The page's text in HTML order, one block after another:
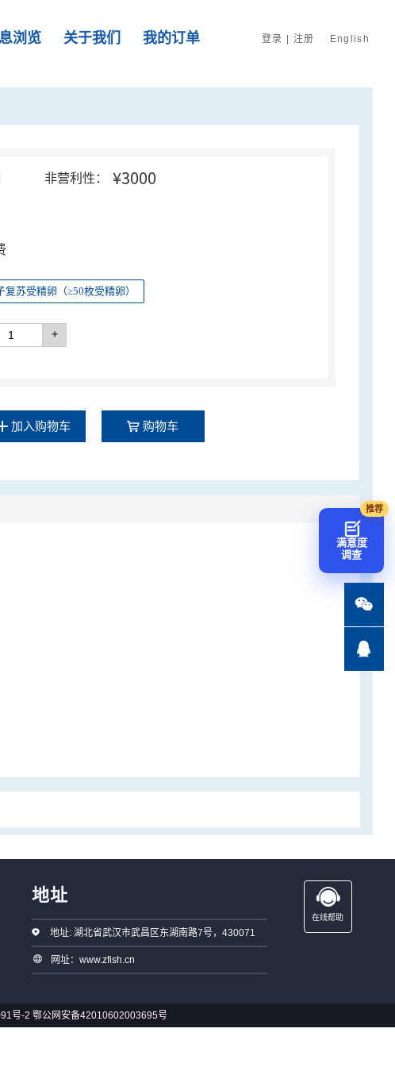
浏览 关于我们 我的订单 登录 | 注册 English
非营利性： ¥3000
复苏受精卵（≥50枚受精卵）
+
加入购物车 购物车
地址
地址: 湖北省武汉市武昌区东湖南路7号，430071
网址：www.zfish.cn
在线帮助
号-2 鄂公网安备42010602003695号
满意度
调查

